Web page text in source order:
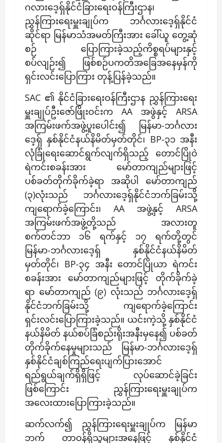
ဂလားဒေ့ရှ်နိုင်ငံခြားရေးဝန်ကြီးဌာန၊
ညွှန်ကြားရေးမှူးချုပ်က ဘင်္ဂလားဒေ့ရှ်နိုင်ငံ
ဆိုင်ရာ မြန်မာသံအမတ်ကြီးအား ခေါ်ယူ တွေ့ဆုံ
စဉ် ပြောကြားခဲ့သည့်ကိစ္စရပ်များနှင့်
စပ်လျဉ်း၍ ဖြစ်စဉ်ပကတိအခြေအနေမှန်ကို
ရှင်းလင်းပြောကြား တုန့်ပြန်ခဲ့သည်။
SAC ၏ နိုင်ငံခြားရေးဝန်ကြီးဌာန ညွှန်ကြားရေး
မှူးချုပ်ဦးဇော်ဖြိုးဝင်းက AA အဖွဲနှင့် ARSA
အကြမ်းဖက်အဖွဲ့ပူးပေါင်း၍ မြန်မာ-ဘင်္ဂလား
ဒေ့ရှ် နှစ်နိုင်ငံနယ်နိမိတ်မှတ်တိုင်၊ BP-၃၁ အနီး
လုံခြုံရေးဆောင်ရွက်လျက်ရှိသည့် တောင်ပြိုဝဲ
ရဲကင်းစခန်းအား မော်တာကျည်များဖြင့်
ပစ်ခတ်တိုက်ခိုက်ခဲ့ရာ အဆိုပါ မော်တာကျည်
(၃)လုံးသည် ဘင်္ဂလားဒေ့ရှ်နိုင်ငံဘက်ခြမ်းသို့
ကျရောက်ခဲ့ကြောင်း၊ AA အဖွဲ့နှင့် ARSA
အကြမ်းဖက်အဖွဲ့တို့သည် အလားတူ
စက်တင်ဘာ ၁၆ ရက်နှင့် ၁၇ ရက်တို့တွင်
မြန်မာ-ဘင်္ဂလားဒေ့ရှ် နှစ်နိုင်ငံနယ်နိမိတ်
မှတ်တိုင်၊ BP-၃၄ အနီး တောင်ပြိုယာ ရဲကင်း
စခန်းအား မော်တာကျည်များဖြင့် တိုက်ခိုက်ခဲ့
ရာ မော်တာကျည် (၉) လုံးသည် ဘင်္ဂလားဒေ့ရှ်
နိုင်ငံဘက်ခြမ်းသို့ ကျရောက်ခဲ့ကြောင်း
ရှင်းလင်းပြောကြားခဲ့သည်။ ယင်းကဲ့သို့ နှစ်နိုင်ငံ
နယ်နိမိတ် နယ်စပ်ခြံစည်းရိုးအနီးမှနေ၍ ပစ်ခတ်
တိုက်ခိုက်နေမှုများသည် မြန်မာ-ဘင်္ဂလားဒေ့ရှ်
နှစ်နိုင်ငံချစ်ကြည်ရေးပျက်ပြားအောင်
ရည်ရွယ်ချက်ရှိရှိဖြင့် လုပ်ဆောင်ခဲ့ခြင်း
ဖြစ်ကြောင်း ညွှန်ကြားရေးမှူးချုပ်က
အလေးထားပြောကြားခဲ့သည်။
ဆက်လက်၍ ညွှန်ကြားရေးမှူးချုပ်က မြန်မာ
ဘက် တာဝန်ရှိသူများအနေဖြင့် နှစ်နိုင်ငံ